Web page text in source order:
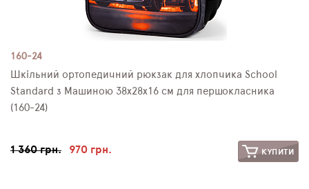
160-24
Шкільний ортопедичний рюкзак для хлопчика School
Standard з Машиною 38х28х16 см для першокласника
(160-24)
1 360 грн. 970 грн. КУПИТИ